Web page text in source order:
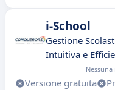
i-School
Gestione
Intuitiva e
Versione gratuita